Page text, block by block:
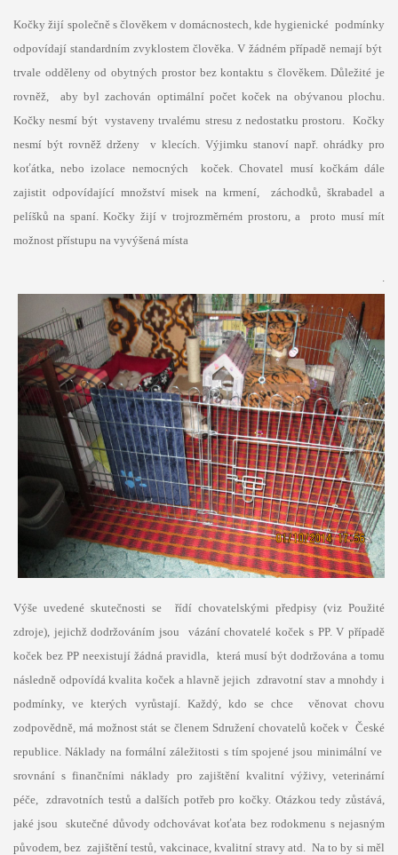
Kočky žijí společně s člověkem v domácnostech, kde hygienické podmínky
odpovídají standardním zvyklostem člověka. V žádném případě nemají být
trvale odděleny od obytných prostor bez kontaktu s člověkem. Důležité je
rovněž, aby byl zachován optimální počet koček na obývanou plochu.
Kočky nesmí být vystaveny trvalému stresu z nedostatku prostoru. Kočky
nesmí být rovněž drženy v klecích. Výjimku stanoví např. ohrádky pro
koťátka, nebo izolace nemocných koček. Chovatel musí kočkám dále
zajistit odpovídající množství misek na krmení, záchodků, škrabadel a
pelíšků na spaní. Kočky žijí v trojrozměrném prostoru, a proto musí mít
možnost přístupu na vyvýšená místa
Výše uvedené skutečnosti se řídí chovatelskými předpisy (viz Použité
zdroje), jejichž dodržováním jsou vázání chovatelé koček s PP. V případě
koček bez PP neexistují žádná pravidla, která musí být dodržována a tomu
následně odpovídá kvalita koček a hlavně jejich zdravotní stav a mnohdy i
podmínky, ve kterých vyrůstají. Každý, kdo se chce věnovat chovu
zodpovědně, má možnost stát se členem Sdružení chovatelů koček v České
republice. Náklady na formální záležitosti s tím spojené jsou minimální ve
srovnání s finančními náklady pro zajištění kvalitní výživy, veterinární
péče, zdravotních testů a dalších potřeb pro kočky. Otázkou tedy zůstává,
jaké jsou skutečné důvody odchovávat koťata bez rodokmenu s nejasným
původem, bez zajištění testů, vakcinace, kvalitní stravy atd. Na to by si měl